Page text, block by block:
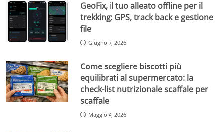
GeoFix, il tuo alleato offline per il
trekking: GPS, track back e gestione
file
Giugno 7, 2026
Come scegliere biscotti più
equilibrati al supermercato: la
check-list nutrizionale scaffale per
scaffale
Maggio 4, 2026